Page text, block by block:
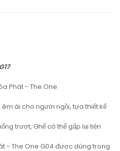
Phát - The One
ái cho người ngồi, tựa thiết kế
trượt, Ghế có thể gấp lại tiện
- The One G04 được dùng trong